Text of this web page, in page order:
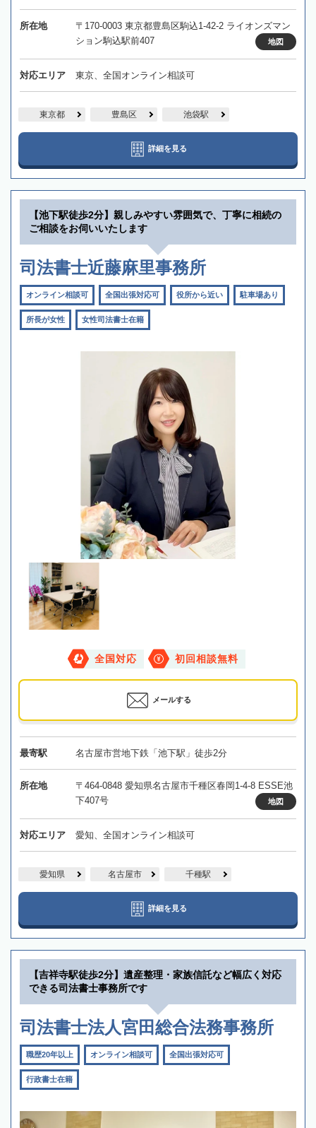
所在地
〒170-0003 東京都豊島区駒込1-42-2 ライオンズマン
ション駒込駅前407
地図
対応エリア 東京、全国オンライン相談可
東京都 豊島区 池袋駅
詳細を見る
【池下駅徒歩2分】親しみやすい雰囲気で、丁寧に相続の
ご相談をお伺いいたします
司法書士近藤麻里事務所
オンライン相談可 全国出張対応可 役所から近い 駐車場あり
所長が女性 女性司法書士在籍
全国対応 初回相談無料
メールする
最寄駅 名古屋市営地下鉄「池下駅」徒歩2分
所在地
〒464-0848 愛知県名古屋市千種区春岡1-4-8 ESSE池
下407号
地図
対応エリア 愛知、全国オンライン相談可
愛知県 名古屋市 千種駅
詳細を見る
【吉祥寺駅徒歩2分】遺産整理・家族信託など幅広く対応
できる司法書士事務所です
司法書士法人宮田総合法務事務所
職歴20年以上 オンライン相談可 全国出張対応可
行政書士在籍